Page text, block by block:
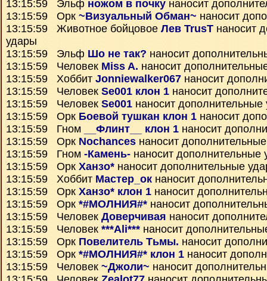
13:15:59 Эльф ножом в почку наносит
13:15:59 Орк ~Визуальный Обман~ наносит
13:15:59 Животное бойцовое Лев TrusT наносит
удары
13:15:59 Эльф Шо не так? наносит
13:15:59 Человек Miss A. наносит
13:15:59 Хоббит Jonniewalker067 наносит
13:15:59 Человек Se001 клон 1 наносит
13:15:59 Человек Se001 наносит дополнительные
13:15:59 Орк Боевой тушкан клон 1 наносит
13:15:59 Гном
__Флинт__ клон 1 наносит
13:15:59 Орк Nochances наносит
13:15:59 Гном -Камень- наносит дополнительные
13:15:59 Орк Ханзо* наносит дополнительные
13:15:59 Хоббит Мастер_ок наносит
13:15:59 Орк Ханзо* клон 1 наносит
13:15:59 Орк *#МОЛНИЯ#* наносит
13:15:59 Человек Доверчивая наносит
13:15:59 Человек ***Ali*** наносит
13:15:59 Орк Повелитель Тьмы. наносит
13:15:59 Орк *#МОЛНИЯ#* клон 1 наносит
13:15:59 Человек ~Джоли~ наносит